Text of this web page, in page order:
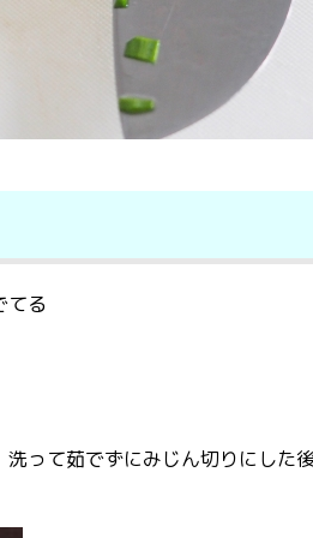
てる
って茹でずにみじん切りにした